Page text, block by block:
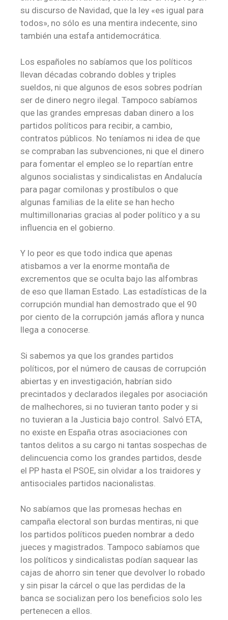
su discurso de Navidad, que la ley «es igual para
todos», no sólo es una mentira indecente, sino
también una estafa antidemocrática.
Los españoles no sabíamos que los políticos
llevan décadas cobrando dobles y triples
sueldos, ni que algunos de esos sobres podrían
ser de dinero negro ilegal. Tampoco sabíamos
que las grandes empresas daban dinero a los
partidos políticos para recibir, a cambio,
contratos públicos. No teníamos ni idea de que
se compraban las subvenciones, ni que el dinero
para fomentar el empleo se lo repartían entre
algunos socialistas y sindicalistas en Andalucía
para pagar comilonas y prostíbulos o que
algunas familias de la elite se han hecho
multimillonarias gracias al poder político y a su
influencia en el gobierno.
Y lo peor es que todo indica que apenas
atisbamos a ver la enorme montaña de
excrementos que se oculta bajo las alfombras
de eso que llaman Estado. Las estadísticas de la
corrupción mundial han demostrado que el 90
por ciento de la corrupción jamás aflora y nunca
llega a conocerse.
Si sabemos ya que los grandes partidos
políticos, por el número de causas de corrupción
abiertas y en investigación, habrían sido
precintados y declarados ilegales por asociación
de malhechores, si no tuvieran tanto poder y si
no tuvieran a la Justicia bajo control. Salvó ETA,
no existe en España otras asociaciones con
tantos delitos a su cargo ni tantas sospechas de
delincuencia como los grandes partidos, desde
el PP hasta el PSOE, sin olvidar a los traidores y
antisociales partidos nacionalistas.
No sabíamos que las promesas hechas en
campaña electoral son burdas mentiras, ni que
los partidos políticos pueden nombrar a dedo
jueces y magistrados. Tampoco sabíamos que
los políticos y sindicalistas podían saquear las
cajas de ahorro sin tener que devolver lo robado
y sin pisar la cárcel o que las perdidas de la
banca se socializan pero los beneficios solo les
pertenecen a ellos.